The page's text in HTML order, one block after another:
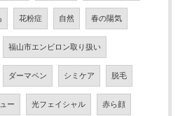
花粉症 自然 春の陽気
福山市エンビロン取り扱い
ダーマペン シミケア 脱毛
ー 光フェイシャル 赤ら顔